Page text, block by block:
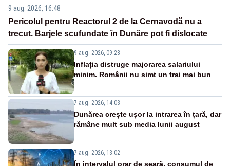
9 aug. 2026, 16:48
Pericolul pentru Reactorul 2 de la Cernavodă nu a
trecut. Barjele scufundate în Dunăre pot fi dislocate
9 aug. 2026, 09:28
Inflația distruge majorarea salariului
minim. Românii nu simt un trai mai bun
7 aug. 2026, 14:03
Dunărea crește ușor la intrarea în țară, dar
rămâne mult sub media lunii august
7 aug. 2026, 13:02
În intervalul orar de seară, consumul de